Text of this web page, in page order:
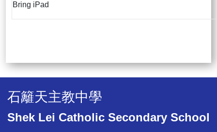
Bring iPad
石籬天主教中學
Shek Lei Catholic Secondary School